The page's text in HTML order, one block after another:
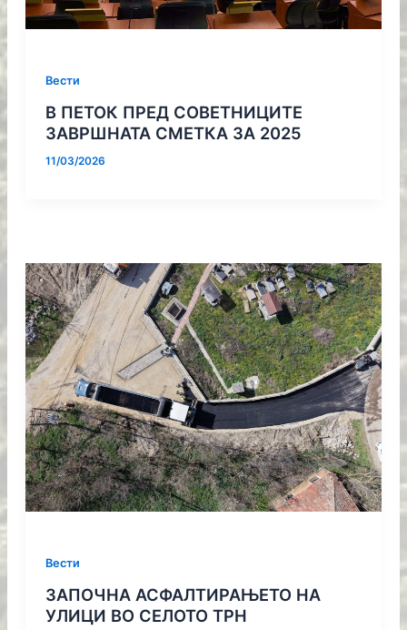
Вести
В ПЕТОК ПРЕД СОВЕТНИЦИТЕ
ЗАВРШНАТА СМЕТКА ЗА 2025
11/03/2026
Вести
ЗАПОЧНА АСФАЛТИРАЊЕТО НА
УЛИЦИ ВО СЕЛОТО ТРН